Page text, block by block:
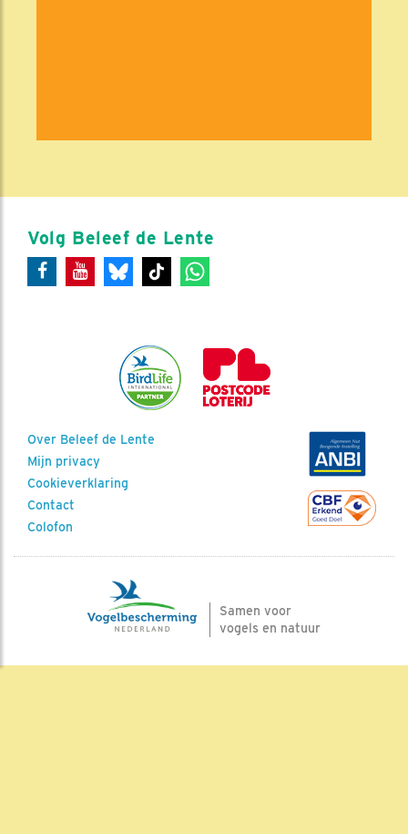
Volg Beleef de Lente
Over Beleef de Lente
Mijn privacy
Cookieverklaring
Contact
Colofon
Samen voor
vogels en natuur